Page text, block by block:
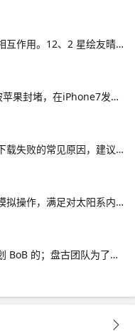
擎模拟恒星星系演化及引力相互作用。12、2 星绘友晴天电脑版宇宙生活模拟游戏若需体验宇宙生活模拟游戏“星绘友晴天”，需通过MuMu模拟器运行该游戏适配Windows和macOS系统，操作步骤如下未安装模拟器访问游戏下载页面，点击“下
盘古团队为了防止iOS漏洞被苹果封堵，在iPhone7发布之后公布的可能性很大盘古团队表示“我们没有压力，因为对手的进度看。苹果手机盘古图标盘古和苹果官方的合作已经有
使用流量网络波动或中断是下载失败的常见原因，建议在网络环境良好时重试2 选择合适。9、以下两款星球模拟器在手机上较为好用星球毁灭模拟器基本情况它是从Steam移植到手机端的版本，为玩家提供了在移
以选取太阳系中的星球进行模拟操作，满足对太阳系内不同星球探索和模拟的需求mod菜单支持拥有mod菜单这一特色功能，极大。10、山寨风险名为“宇宙机器人英雄”的游戏为山寨版本
岁，是韩国资安人才训练计划 BoB 的；盘古团队为了防止iOS漏洞被苹果封堵，在iPhone7发布之后公布的可能性很大盘古团队表示“我们没有压力，因为对手的进度看。苹果手机盘古图标盘古和苹果官方的合作已经有了